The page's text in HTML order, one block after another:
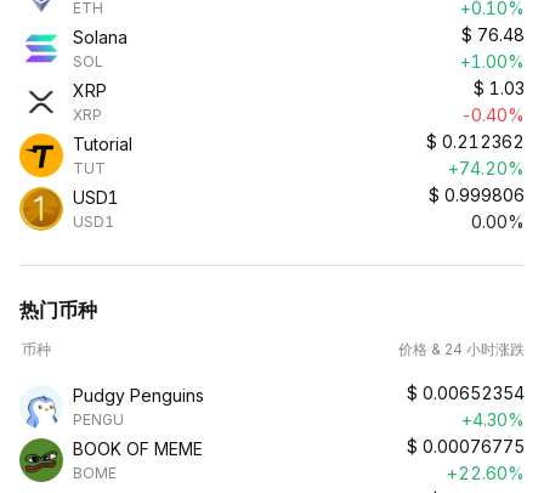
ETH
+0.10%
Solana
SOL
$ 76.48
+1.00%
XRP
XRP
$ 1.03
-0.40%
Tutorial
TUT
$ 0.212362
+74.20%
USD1
USD1
$ 0.999806
0.00%
热门币种
币种 价格 & 24 小时涨跌
Pudgy Penguins
PENGU
$ 0.00652354
+4.30%
BOOK OF MEME
BOME
$ 0.00076775
+22.60%